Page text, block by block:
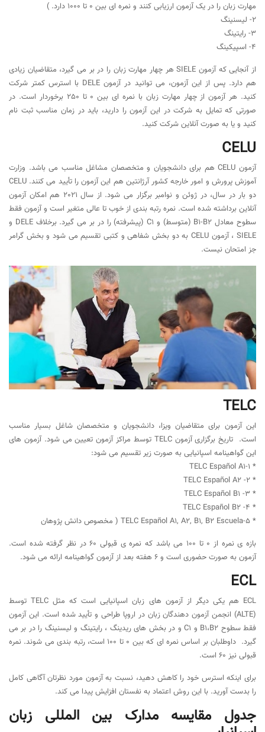
مهارت زبان را در یک آزمون ارزیابی کنند و نمره ای بین 0 تا 1000 دارد. )
2- لیسنینگ
3- رایتینگ
4- اسپیکینگ
از آنجایی که آزمون SIELE هر چهار مهارت زبان را در بر می گیرد، متقاضیان زیادی
هم دارد. پس از این آزمون، می توانید در آزمون DELE با استرس کمتر شرکت
کنید. هر آزمون از چهار مهارت زبان با نمره ای بین 0 تا 250 برخوردار است. در
صورتی که تمایل به شرکت در این آزمون را دارید، باید در زمان مناسب ثبت نام
کنید و یا به صورت آنلاین شرکت کنید.
CELU
آزمون CELU هم برای دانشجویان و متخصصان مشاغل مناسب می باشد. وزارت
آموزش پرورش و امور خارجه کشور آرژانتین هم این آزمون را تأیید می کنند. CELU
دو بار در سال، در ژوئن و نوامبر برگزار می شود. از سال 2021 هم امکان آزمون
آنلاین برداشته شده است. نمره رتبه بندی از خوب تا عالی متغیر است و آزمون فقط
سطوح معادل B1-B2 (متوسط) و C1 (پیشرفته) را در بر می گیرد. برخلاف DELE و
SIELE ، آزمون CELU به دو بخش شفاهی و کتبی تقسیم می شود و بخش گرامر
جز امتحان نیست.
TELC
این آزمون برای متقاضیان ویزا، دانشجویان و متخصصان شاغل بسیار مناسب
است. تاریخ برگزاری آزمون TELC توسط مراکز آزمون تعیین می شود. آزمون های
این گواهینامه اسپانیایی به صورت زیر تقسیم می شود:
* 1-TELC Español A1
* 2- TELC Español A2
* 3- TELC Español B1
* 4- TELC Español B2
* 5-TELC Español A1, A2, B1, B2 Escuela ( مخصوص دانش پژوهان
بازه ی نمره از ۰ تا ۱۰۰ می باشد که نمره ی قبولی ۶۰ در نظر گرفته شده است.
آزمون به صورت حضوری است و ۶ هفته بعد از آزمون گواهینامه ارائه می شود.
ECL
‏ECL هم یکی دیگر از آزمون های زبان اسپانیایی است که مثل TELC توسط
(ALTE) انجمن آزمون دهندگان زبان در اروپا طراحی و تأیید شده است. این آزمون
فقط سطوح B1،B2 و C1 و در بخش های ریدینگ ، رایتینگ و لیسنینگ را در بر می
گیرد. داوطلبان بر اساس نمره ای که بین 0 تا 100 است، رتبه بندی می شوند. نمره
قبولی نیز 60 است.
برای اینکه استرس خود را کاهش دهید، نسبت به آزمون مورد نظرتان آگاهی کامل
را بدست آورید. با این روش اعتماد به نفستان افزایش پیدا می کند.
جدول مقایسه مدارک بین المللی زبان